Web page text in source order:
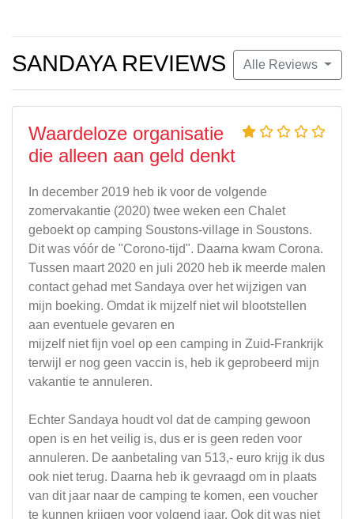
Alle Reviews
SANDAYA REVIEWS
Waardeloze organisatie
die alleen aan geld denkt
In december 2019 heb ik voor de volgende
zomervakantie (2020) twee weken een Chalet
geboekt op camping Soustons-village in Soustons.
Dit was vóór de "Corono-tijd". Daarna kwam Corona.
Tussen maart 2020 en juli 2020 heb ik meerde malen
contact gehad met Sandaya over het wijzigen van
mijn boeking. Omdat ik mijzelf niet wil blootstellen
aan eventuele gevaren en
mijzelf niet fijn voel op een camping in Zuid-Frankrijk
terwijl er nog geen vaccin is, heb ik geprobeerd mijn
vakantie te annuleren.
Echter Sandaya houdt vol dat de camping gewoon
open is en het veilig is, dus er is geen reden voor
annuleren. De aanbetaling van 513,- euro krijg ik dus
ook niet terug. Daarna heb ik gevraagd om in plaats
van dit jaar naar de camping te komen, een voucher
te kunnen krijgen voor volgend jaar. Ook dit was niet